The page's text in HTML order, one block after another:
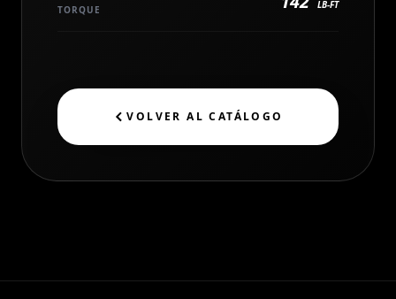
TORQUE LB-FT
VOLVER AL CATÁLOGO